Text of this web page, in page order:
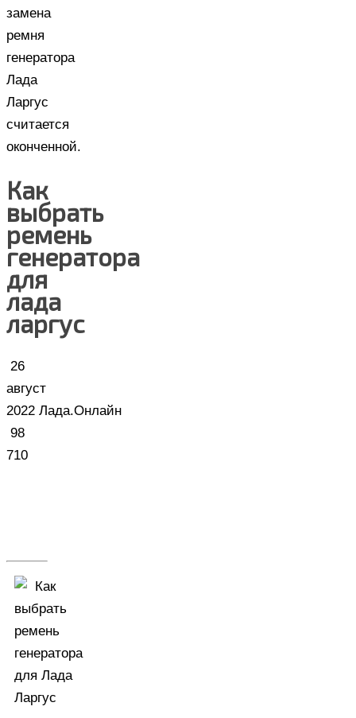
замена
ремня
генератора
Лада
Ларгус
считается
оконченной.
Как
выбрать
ремень
генератора
для
лада
ларгус
26
август
2022 Лада.Онлайн
98
710